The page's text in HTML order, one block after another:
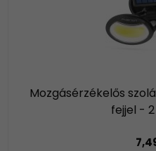
Mozgásérzékelős
fejjel - 2